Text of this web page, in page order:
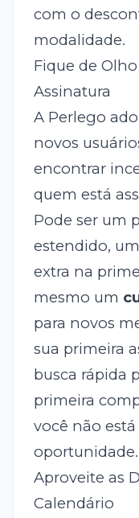
com o
modalidade.
Fique de
Assinatura
A Perlego
novos
encontrar
quem está
Pode ser um
estendido,
extra na
mesmo um
para novos
sua primeira
busca rápida
primeira
você não
oportunidade.
Aproveite as
Calendário